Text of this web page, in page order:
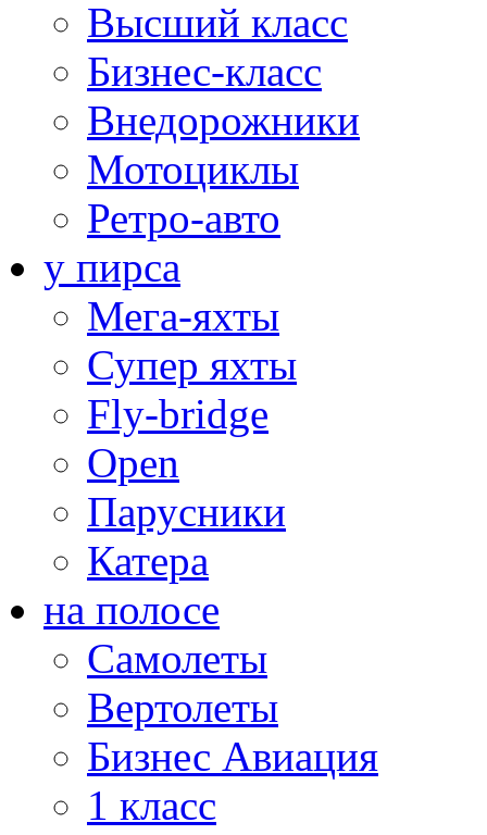
Высший класс
Бизнес-класс
Внедорожники
Мотоциклы
Ретро-авто
у пирса
Мега-яхты
Супер яхты
Fly-bridge
Open
Парусники
Катера
на полосе
Самолеты
Вертолеты
Бизнес Авиация
1 класс